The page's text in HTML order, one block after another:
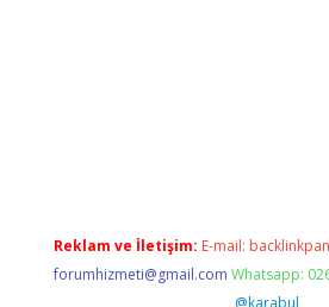
Reklam ve İletişim: E-mail:
forumhizmeti@gmail.com Whatsapp:
@karabul